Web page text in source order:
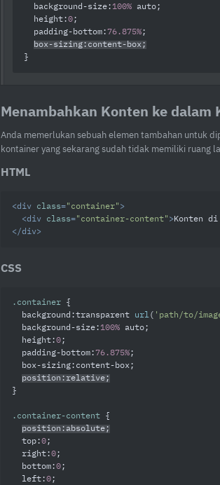
background-size: 100% auto;
height:0;
padding-bottom:76.875%;
box-sizing:content-box;
}
Menambahkan Konten ke dalam
Anda memerlukan sebuah elemen tambahan untuk
kontainer yang sekarang sudah tidak memiliki ruang
HTML
<div class="container" >
<div class="container-content" >Konten
</div>
CSS
.container {
background :transparent url( 'path/to/
background-size: 100% auto;
height:0;
padding-bottom:76.875%;
box-sizing:content-box;
position :relative;
}
.container-content {
position :absolute;
top:0;
right:0;
bottom:0;
left:0;